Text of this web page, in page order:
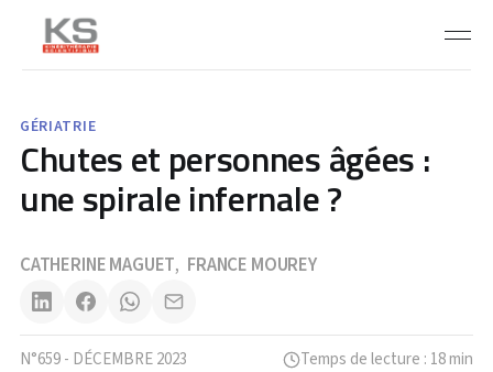
GÉRIATRIE
Chutes et personnes âgées :
une spirale infernale ?
CATHERINE MAGUET, FRANCE MOUREY
N°659 - DÉCEMBRE 2023 Temps de lecture : 18 min